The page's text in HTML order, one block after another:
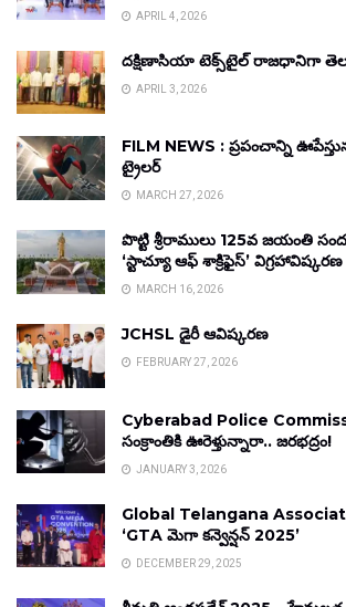
APRIL 4, 2026
దక్షిణాసియా టెక్స్‌టైల్ రాజధానిగా
APRIL 3, 2026
FILM NEWS : ప్రపంచాన్ని
ట్రైలర్
MARCH 27, 2026
పొట్టి శ్రీరాములు 125వ జయంతి
‘స్టాచ్యూ ఆఫ్ శాక్రిఫైస్’ విగ్రహావిష్కరణ
MARCH 16, 2026
JCHSL డైరీ ఆవిష్కరణ
FEBRUARY 27, 2026
Cyberabad Police
సంక్రాంతికి ఊరెళ్తున్నారా.. జరభద్రం!
JANUARY 3, 2026
Global Telangana
‘GTA మెగా కన్వెన్షన్ 2025’
DECEMBER 29, 2025